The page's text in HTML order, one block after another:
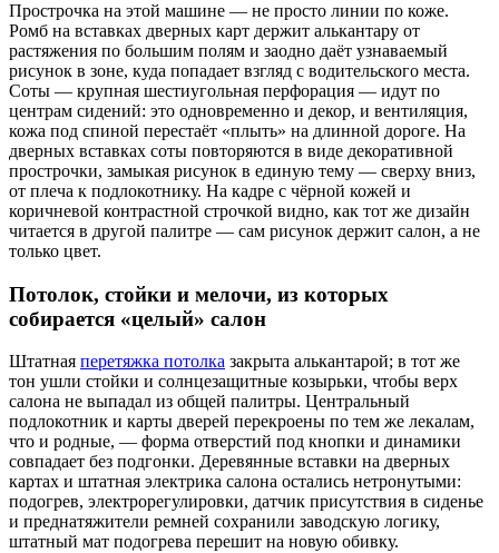
Прострочка на этой машине — не просто линии по коже.
Ромб на вставках дверных карт держит алькантару от
растяжения по большим полям и заодно даёт узнаваемый
рисунок в зоне, куда попадает взгляд с водительского места.
Соты — крупная шестиугольная перфорация — идут по
центрам сидений: это одновременно и декор, и вентиляция,
кожа под спиной перестаёт «плыть» на длинной дороге. На
дверных вставках соты повторяются в виде декоративной
прострочки, замыкая рисунок в единую тему — сверху вниз,
от плеча к подлокотнику. На кадре с чёрной кожей и
коричневой контрастной строчкой видно, как тот же дизайн
читается в другой палитре — сам рисунок держит салон, а не
только цвет.
Потолок, стойки и мелочи, из которых
собирается «целый» салон
Штатная перетяжка потолка закрыта алькантарой; в тот же
тон ушли стойки и солнцезащитные козырьки, чтобы верх
салона не выпадал из общей палитры. Центральный
подлокотник и карты дверей перекроены по тем же лекалам,
что и родные, — форма отверстий под кнопки и динамики
совпадает без подгонки. Деревянные вставки на дверных
картах и штатная электрика салона остались нетронутыми:
подогрев, электрорегулировки, датчик присутствия в сиденье
и преднатяжители ремней сохранили заводскую логику,
штатный мат подогрева перешит на новую обивку.